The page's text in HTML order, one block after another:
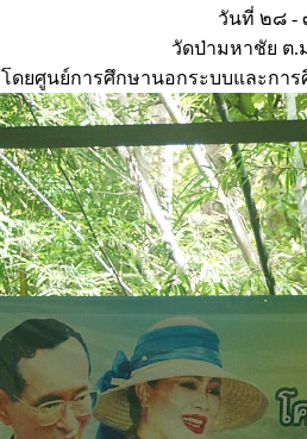
วันที่ ๒๘ -
วัดป่ามหาชัย ต.
โดยศูนย์การศึกษานอกระบบและกา